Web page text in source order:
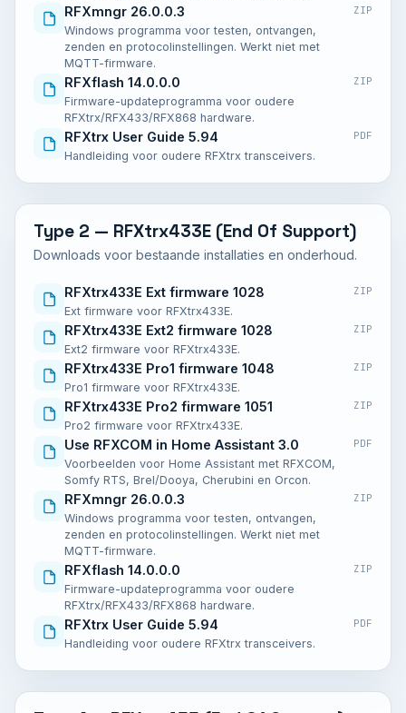
RFXmngr 26.0.0.3
Windows programma voor testen, ontvangen,
zenden en protocolinstellingen. Werkt niet met
MQTT-firmware.
ZIP
RFXflash 14.0.0.0
Firmware-updateprogramma voor oudere
RFXtrx/RFX433/RFX868 hardware.
ZIP
RFXtrx User Guide 5.94
Handleiding voor oudere RFXtrx transceivers.
PDF
Type 2 — RFXtrx433E (End Of Support)
Downloads voor bestaande installaties en onderhoud.
RFXtrx433E Ext firmware 1028
Ext firmware voor RFXtrx433E.
ZIP
RFXtrx433E Ext2 firmware 1028
Ext2 firmware voor RFXtrx433E.
ZIP
RFXtrx433E Pro1 firmware 1048
Pro1 firmware voor RFXtrx433E.
ZIP
RFXtrx433E Pro2 firmware 1051
Pro2 firmware voor RFXtrx433E.
ZIP
Use RFXCOM in Home Assistant 3.0
Voorbeelden voor Home Assistant met RFXCOM,
Somfy RTS, Brel/Dooya, Cherubini en Orcon.
PDF
RFXmngr 26.0.0.3
Windows programma voor testen, ontvangen,
zenden en protocolinstellingen. Werkt niet met
MQTT-firmware.
ZIP
RFXflash 14.0.0.0
Firmware-updateprogramma voor oudere
RFXtrx/RFX433/RFX868 hardware.
ZIP
RFXtrx User Guide 5.94
Handleiding voor oudere RFXtrx transceivers.
PDF